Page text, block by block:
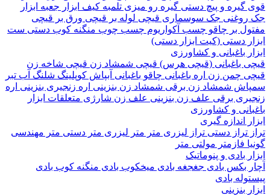
گیره و پیچ دستیگیره رو میزیتلمبه کیف ابزار جعبه ابزار
جک سوسماریقیچی لوله برقیچی ورق بر قیچی
برچاقو چسب آکواریوم چسب چوب منگنه کوب دستیست
دستی (کیت ابزار دستی)
باغبانی و کشاورزی
باغبانی (قیچی هرس)قیچی شمشاد زنقیچی شاخه زن
چمن زناره باغبانیچاقو باغبانیآبپاش کوپلینگ شلنگ آبتبر
شمشاد زن برقی شمشاد زن بنزینیاره زنجیری بنزینیاره
برقی علف زن بنزینیعلف زن شارژیمتعلقات ابزار
و کشاورزی
اندازه گیری
تراز دستیتراز لیزریمترمتر لیزریمتر دستیمتر مهندسی
فازمترمولتی متر
بادی و پنوماتیک
بکس بادی جغجغه بادی میخکوب بادی منگنه کوب بادی
بادی
بنزینی